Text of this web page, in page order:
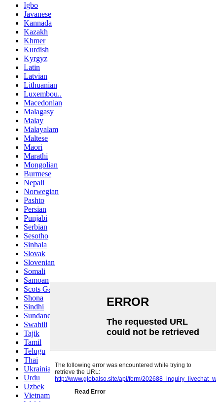
Igbo
Javanese
Kannada
Kazakh
Khmer
Kurdish
Kyrgyz
Latin
Latvian
Lithuanian
Luxembou..
Macedonian
Malagasy
Malay
Malayalam
Maltese
Maori
Marathi
Mongolian
Burmese
Nepali
Norwegian
Pashto
Persian
Punjabi
Serbian
Sesotho
Sinhala
Slovak
Slovenian
Somali
Samoan
Scots Gaelic
Shona
Sindhi
Sundanese
Swahili
Tajik
Tamil
Telugu
Thai
Ukrainian
Urdu
Uzbek
Vietnamese